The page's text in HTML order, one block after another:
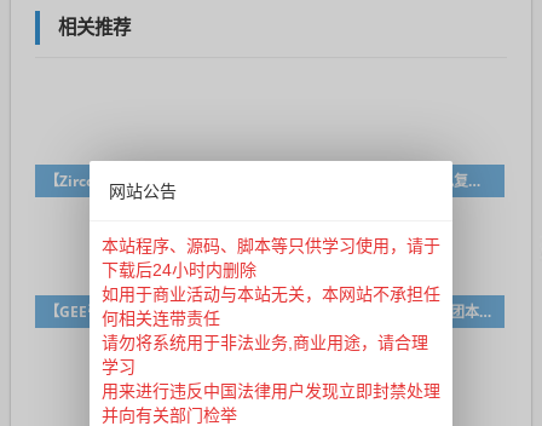
相关推荐
《山河啸》-道盾合击-特色复古-《山河清明》姊妹篇
【翎风引擎】特色复古 76团本之战第二季传奇服务端 每周副本地图-修复版本-LF
网站公告
本站程序、源码、脚本等只供学习使用，请于
下载后24小时内删除
如用于商业活动与本站无关，本网站不承担任
何相关连带责任
请勿将系统用于非法业务,商业用途，请合理
学习
用来进行违反中国法律用户发现立即封禁处理
并向有关部门检举